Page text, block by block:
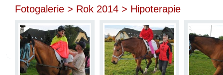
Fotogalerie > Rok 2014 > Hipoterapie